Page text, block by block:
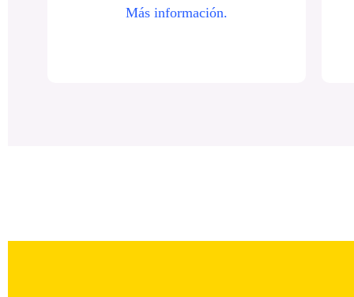
Más información.